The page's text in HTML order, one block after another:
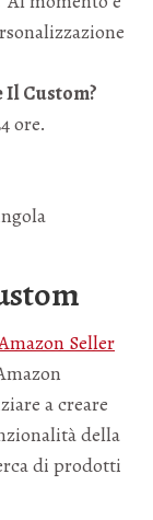
Custom?
ore.
Seller
a creare
della
di prodotti